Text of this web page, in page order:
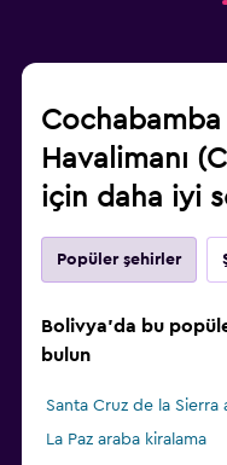
Havalimanı
için daha iyi
Popüler şehirler
Bolivya'da bu
bulun
Santa Cruz de la Sierra
La Paz araba kiralama